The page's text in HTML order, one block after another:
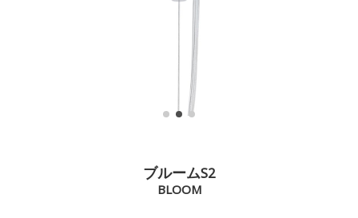
ブルームS2
BLOOM